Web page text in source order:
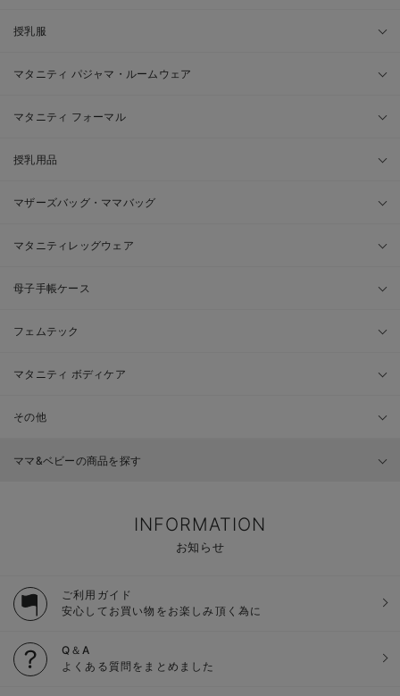
授乳服
マタニティ パジャマ・ルームウェア
マタニティ フォーマル
授乳用品
マザーズバッグ・ママバッグ
マタニティレッグウェア
母子手帳ケース
フェムテック
マタニティ ボディケア
その他
ママ&ベビーの商品を探す
INFORMATION
お知らせ
ご利用ガイド
安心してお買い物をお楽しみ頂く為に
Q＆A
よくある質問をまとめました